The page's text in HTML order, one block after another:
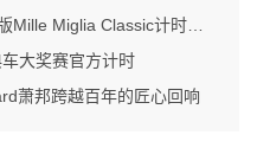
Miglia Classic计时码表
大奖赛官方计时
萧邦跨越百年的匠心回响